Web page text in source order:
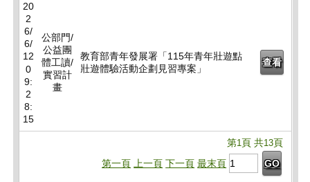
20
2
6/
6/
12
0
9:
2
8:
15
公部門/
公益團
體工讀/
實習計
畫
教育部青年發展署「115年青年壯遊點
壯遊體驗活動企劃見習專案」
查看
第1頁 共13頁
第一頁
上一頁 下一頁 最末頁 GO